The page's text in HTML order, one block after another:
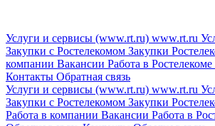
Услуги и сервисы (www.rt.ru) www.rt.ru
Закупки с Ростелекомом Закупки
компании Вакансии Работа в Ростелекоме
Контакты Обратная связь
Услуги и сервисы (www.rt.ru) www.rt.ru
Закупки с Ростелекомом Закупки
Работа в компании Вакансии Работа в